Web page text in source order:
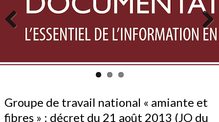
Previous Next
Groupe de travail national « amiante et
fibres » : décret du 21 août 2013 (JO du